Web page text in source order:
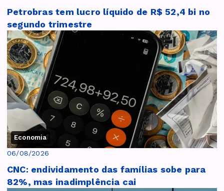
Petrobras tem lucro líquido de R$ 52,4 bi no
segundo trimestre
Economia
06/08/2026
CNC: endividamento das famílias sobe para
82%, mas inadimplência cai